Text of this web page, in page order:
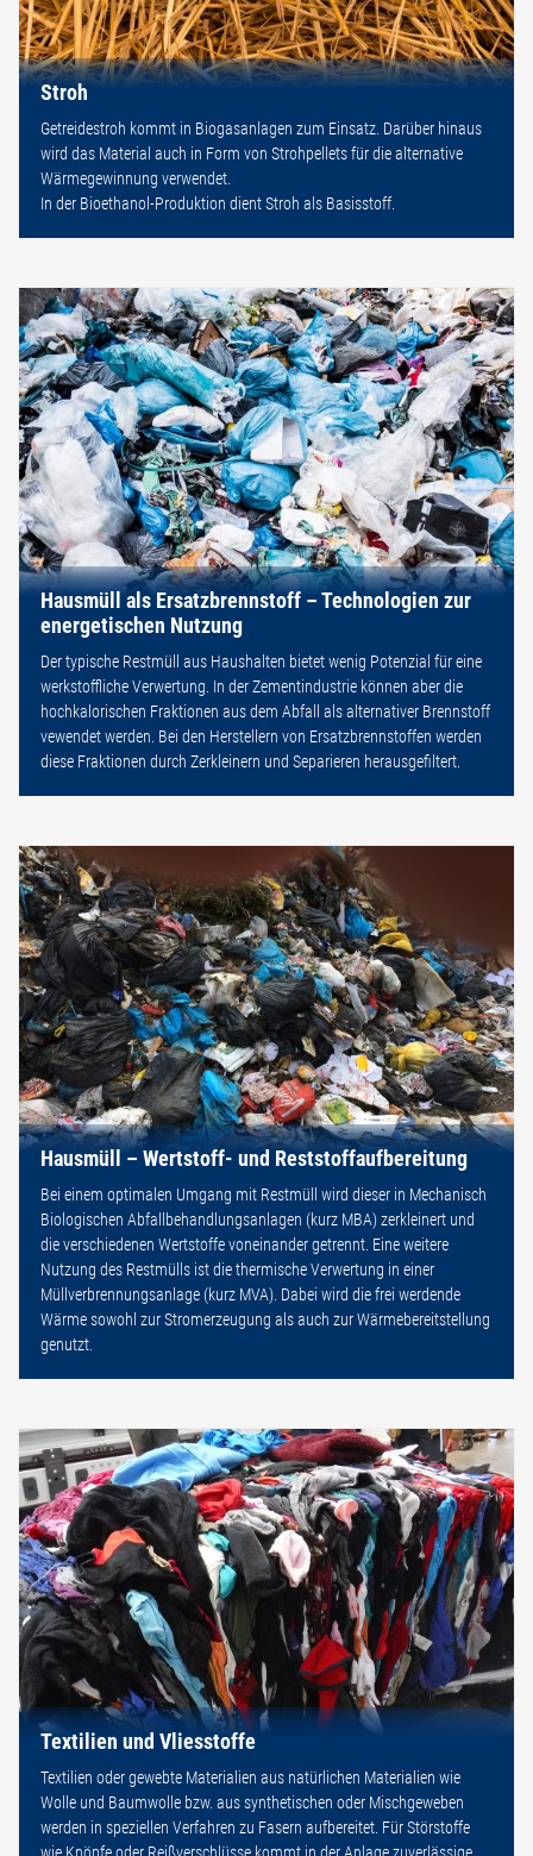
Stroh
Getreidestroh kommt in Biogasanlagen zum Einsatz. Darüber hinaus
wird das Material auch in Form von Strohpellets für die alternative
Wärmegewinnung verwendet.
In der Bioethanol-Produktion dient Stroh als Basisstoff.
Hausmüll als Ersatzbrennstoff – Technologien zur
energetischen Nutzung
Der typische Restmüll aus Haushalten bietet wenig Potenzial für eine
werkstoffliche Verwertung. In der Zementindustrie können aber die
hochkalorischen Fraktionen aus dem Abfall als alternativer Brennstoff
vewendet werden. Bei den Herstellern von Ersatzbrennstoffen werden
diese Fraktionen durch Zerkleinern und Separieren herausgefiltert.
Hausmüll – Wertstoff- und Reststoffaufbereitung
Bei einem optimalen Umgang mit Restmüll wird dieser in Mechanisch
Biologischen Abfallbehandlungsanlagen (kurz MBA) zerkleinert und
die verschiedenen Wertstoffe voneinander getrennt. Eine weitere
Nutzung des Restmülls ist die thermische Verwertung in einer
Müllverbrennungsanlage (kurz MVA). Dabei wird die frei werdende
Wärme sowohl zur Stromerzeugung als auch zur Wärmebereitstellung
genutzt.
Textilien und Vliesstoffe
Textilien oder gewebte Materialien aus natürlichen Materialien wie
Wolle und Baumwolle bzw. aus synthetischen oder Mischgeweben
werden in speziellen Verfahren zu Fasern aufbereitet. Für Störstoffe